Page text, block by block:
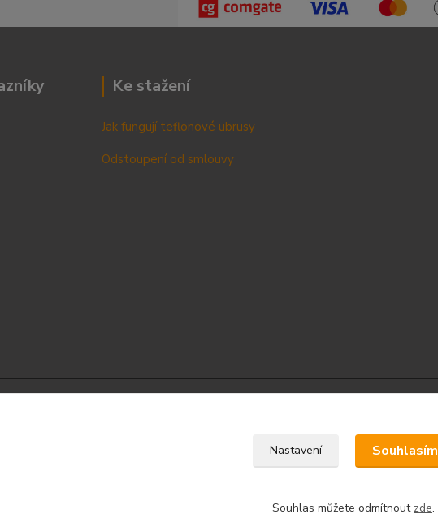
Ke stažení
Jak fungují teflonové ubrusy
Odstoupení od smlouvy
Nastavení Souhlasím
Souhlas můžete odmítnout zde.